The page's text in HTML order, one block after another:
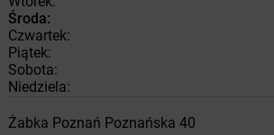
Środa:
Czwartek:
Piątek:
Sobota:
Niedziela:
Żabka Poznań Poznańska 40